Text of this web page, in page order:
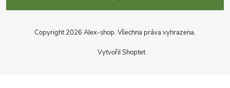
Vytvořil Shoptet
Copyright 2026 Alex-shop. Všechna práva vyhrazena.